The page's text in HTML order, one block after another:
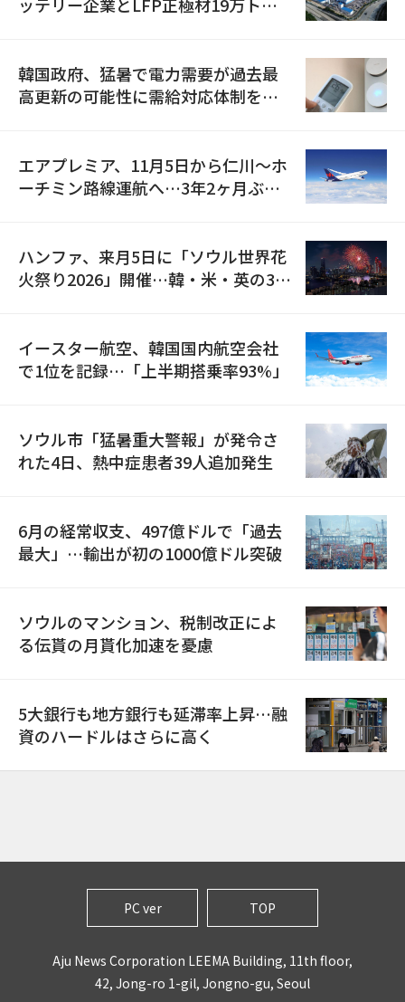
韓国政府、猛暑で電力需要が過去最
高更新の可能性に需給対応体制を点
エアプレミア、11月5日から仁川〜ホ
ーチミン路線運航へ…3年2ヶ月ぶり
ハンファ、来月5日に「ソウル世界花
火祭り2026」開催…韓・米・英の3カ
イースター航空、韓国国内航空会社
で1位を記録…「上半期搭乗率93%」
ソウル市「猛暑重大警報」が発令さ
れた4日、熱中症患者39人追加発生
6月の経常収支、497億ドルで「過去
最大」…輸出が初の1000億ドル突破
ソウルのマンション、税制改正によ
る伝貰の月貰化加速を憂慮
5大銀行も地方銀行も延滞率上昇…融
資のハードルはさらに高く
PC ver TOP
Aju News Corporation LEEMA Building, 11th floor,
42, Jong-ro 1-gil, Jongno-gu, Seoul